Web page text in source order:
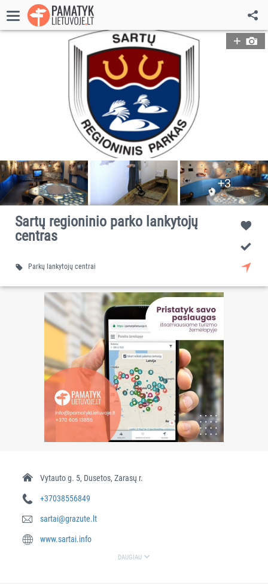
Sartų regioninio parko lankytojų
centras
Parkų lankytojų centrai
+3
Vytauto g. 5, Dusetos, Zarasų r.
+37038556849
sartai@grazute.lt
www.sartai.info
DAUGIAU